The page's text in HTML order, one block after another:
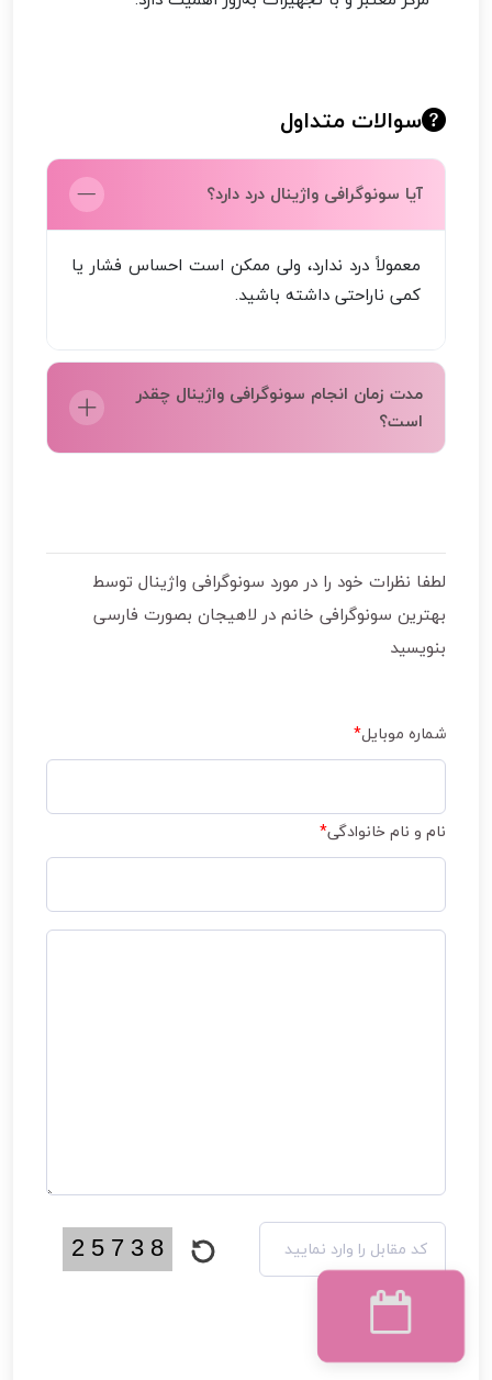
سوالات متداول
آیا سونوگرافی واژینال درد دارد؟
معمولاً درد ندارد، ولی ممکن است احساس فشار یا
کمی ناراحتی داشته باشید.
مدت زمان انجام سونوگرافی واژینال چقدر
است؟
شما، ورود و جابه‌جایی پروب برای گرفتن تصاویر
دقیق از رحم، تخمدان‌ها و نواحی اطراف است.
لطفا نظرات خود را در مورد سونوگرافی واژینال توسط
بهترین سونوگرافی خانم در لاهیجان بصورت فارسی
بنویسید
شماره موبایل*
نام و نام خانوادگی*
دریافت نوبت